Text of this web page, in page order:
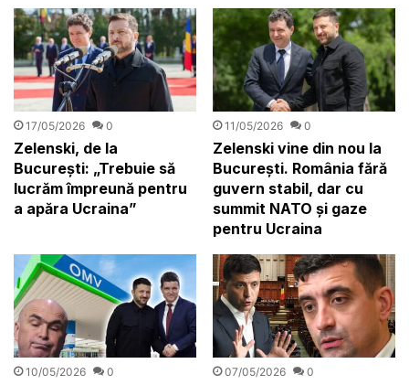
17/05/2026 0
Zelenski, de la
București: „Trebuie să
lucrăm împreună pentru
a apăra Ucraina”
11/05/2026 0
Zelenski vine din nou la
București. România fără
guvern stabil, dar cu
summit NATO și gaze
pentru Ucraina
10/05/2026 0 07/05/2026 0